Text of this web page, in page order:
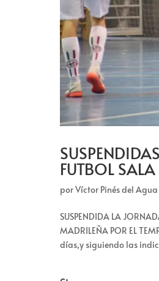
FUTBOL
porVíctor Pinés del Agua
SUSPENDIDA LA
MADRILEÑA POR EL
días,y siguiendo las